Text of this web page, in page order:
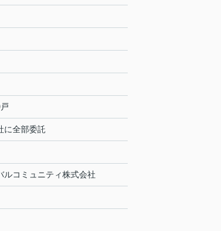
に全部委託
ルコミュニティ株式会社